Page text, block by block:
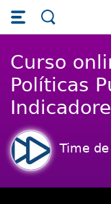
Skip main navigation
Skip to main content
Curso
Políticas
Time